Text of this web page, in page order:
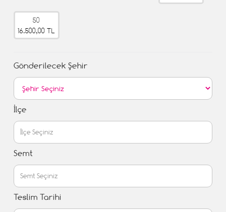
50
16.500,00 TL
Gönderilecek Şehir
İlçe
Semt
Teslim Tarihi